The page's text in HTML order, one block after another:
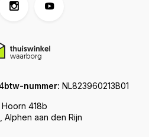
Hoorn 418b
Alphen aan den Rijn
btw-nummer: NL823960213B01